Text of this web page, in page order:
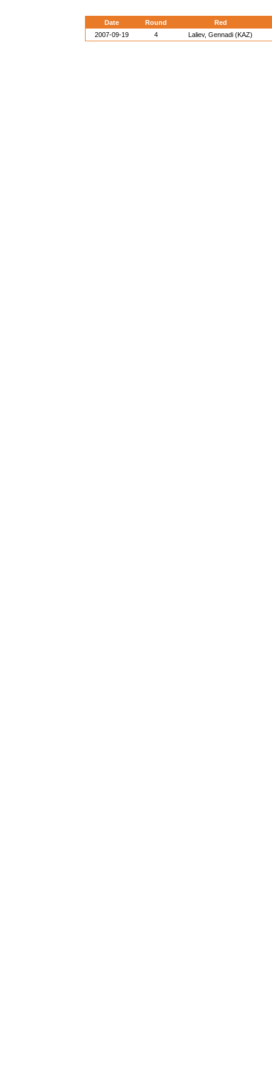
Date Round
Red
2007-09-19
4 Laliev, Gennadi (KAZ)